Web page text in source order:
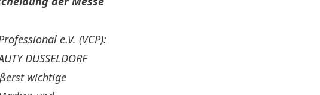
e.V. (VCP):
DÜSSELDORF
wichtige